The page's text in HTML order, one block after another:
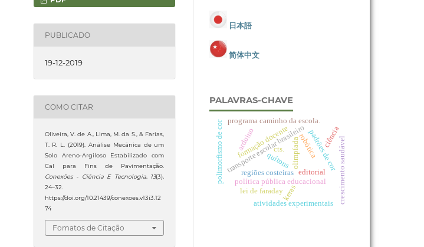
PUBLICADO
19-12-2019
COMO CITAR
Oliveira, V. de A., Lima, M. da S., & Farias,
T. R. L. (2019). Análise Mecânica de um
Solo Areno-Argiloso Estabilizado com
Cal para Fins de Pavimentação.
Conexões - Ciência E Tecnologia, 13(3),
24–32.
https://doi.org/10.21439/conexoes.v13i3.12
74
Fomatos de Citação
日本語
简体中文
PALAVRAS-CHAVE
editorial
olimpíada
política pública educacional
transporte escolar brasileiro
programa caminho da escola.
padrões de cor
polimorfismo de cor quítons
regiões costeiras
robótica
keras crescimento saudável
formação docente
cts.
atividades experimentais
lei de faraday
ciência
arduino